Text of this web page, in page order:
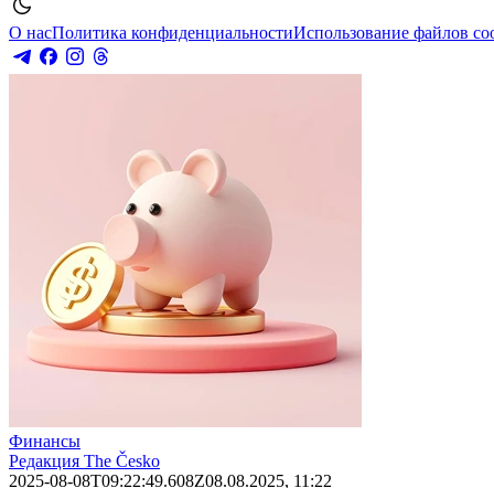
О насПолитика конфиденциальностиИспользование файлов
Финансы
Редакция The Česko
2025-08-08T09:22:49.608Z08.08.2025, 11:22